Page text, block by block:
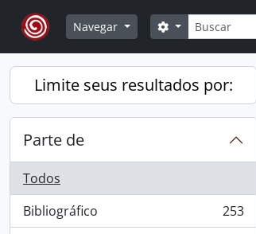
Skip to main content
Navegar
Buscar
Opções de busca
Limite seus resultados por:
Parte de
Todos
Bibliográfico
, 253 resultados
253